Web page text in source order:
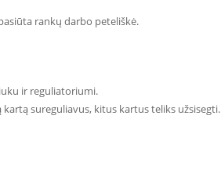
rankų darbo peteliškė.
ir reguliatoriumi.
sureguliavus, kitus kartus teliks užsisegti.